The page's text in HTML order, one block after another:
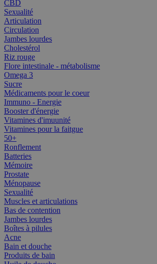
CBD
Sexualité
Articulation
Circulation
Jambes lourdes
Cholestérol
Riz rouge
Flore intestinale - métabolisme
Omega 3
Sucre
Médicaments pour le coeur
Immuno - Energie
Booster d'énergie
Vitamines d'imuunité
Vitamines pour la faitgue
50+
Ronflement
Batteries
Mémoire
Prostate
Ménopause
Sexualité
Muscles et articulations
Bas de contention
Jambes lourdes
Boîtes à pilules
Acne
Bain et douche
Produits de bain